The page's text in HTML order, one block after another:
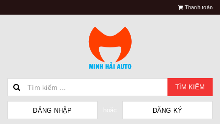
Thanh toán
TÌM KIẾM
ĐĂNG NHẬP hoặc ĐĂNG KÝ